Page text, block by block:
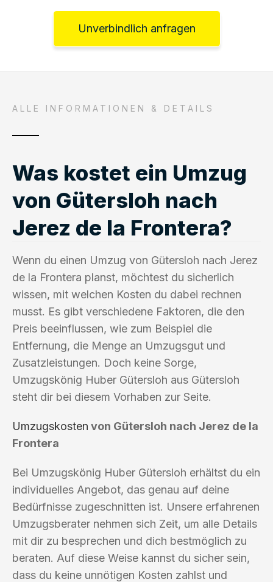
Unverbindlich anfragen
ALLE INFORMATIONEN & DETAILS
Was kostet ein Umzug
von Gütersloh nach
Jerez de la Frontera?
Wenn du einen Umzug von Gütersloh nach Jerez
de la Frontera planst, möchtest du sicherlich
wissen, mit welchen Kosten du dabei rechnen
musst. Es gibt verschiedene Faktoren, die den
Preis beeinflussen, wie zum Beispiel die
Entfernung, die Menge an Umzugsgut und
Zusatzleistungen. Doch keine Sorge,
Umzugskönig Huber Gütersloh aus Gütersloh
steht dir bei diesem Vorhaben zur Seite.
Umzugskosten von Gütersloh nach Jerez de la
Frontera
Bei Umzugskönig Huber Gütersloh erhältst du ein
individuelles Angebot, das genau auf deine
Bedürfnisse zugeschnitten ist. Unsere erfahrenen
Umzugsberater nehmen sich Zeit, um alle Details
mit dir zu besprechen und dich bestmöglich zu
beraten. Auf diese Weise kannst du sicher sein,
dass du keine unnötigen Kosten zahlst und